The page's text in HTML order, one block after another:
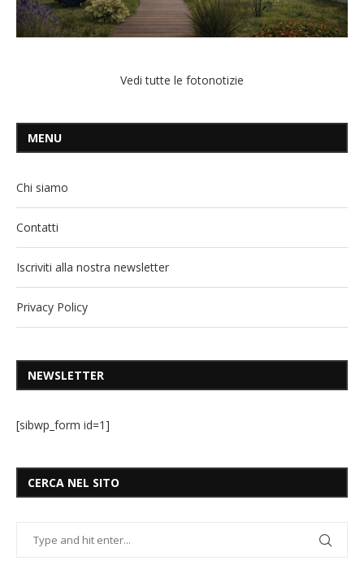
Vedi tutte le fotonotizie
MENU
Chi siamo
Contatti
Iscriviti alla nostra newsletter
Privacy Policy
NEWSLETTER
[sibwp_form id=1]
CERCA NEL SITO